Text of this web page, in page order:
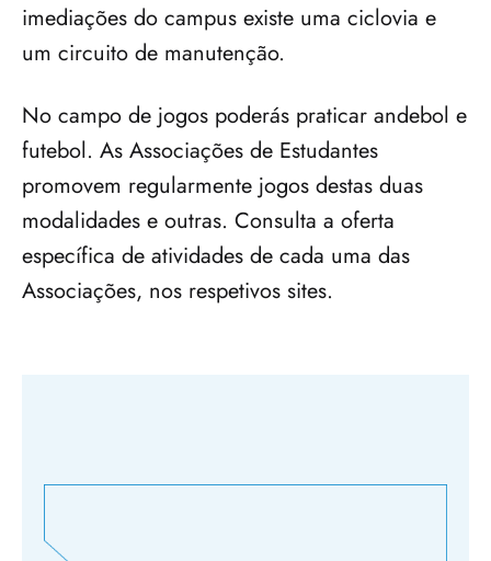
imediações do campus existe uma ciclovia e
um circuito de manutenção.
No campo de jogos poderás praticar andebol e
futebol. As Associações de Estudantes
promovem regularmente jogos destas duas
modalidades e outras. Consulta a oferta
específica de atividades de cada uma das
Associações, nos respetivos sites.